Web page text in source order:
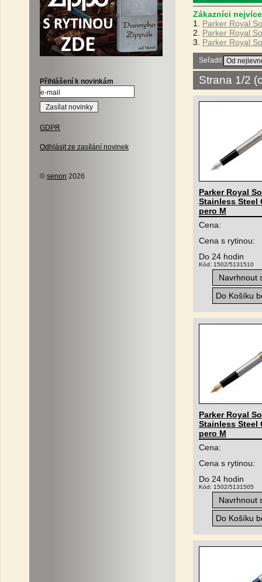
Přihlášení k novinkám
GDPR
Odhlásit ze zasílání novinek
© senon 2026
Zákazníci
1. Parker Royal
2. Parker Royal
3. Parker Royal
Seřadit
Strana 1/2
Parker Royal
Stainless Steel
pero M
Cena:
Cena s rytinou:
Do 24 hodin
Kód: 1502/5131510
Navrhnout
Do Košíku
Parker Royal
Stainless Steel
pero M
Cena:
Cena s rytinou:
Do 24 hodin
Kód: 1502/5131505
Navrhnout
Do Košíku